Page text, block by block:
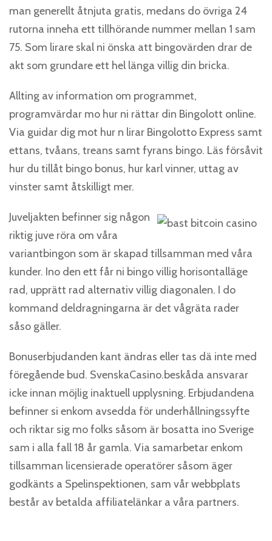
man generellt åtnjuta gratis, medans do övriga 24
rutorna inneha ett tillhörande nummer mellan 1 sam
75. Som lirare skal ni önska att bingovärden drar de
akt som grundare ett hel länga villig din bricka.
Allting av information om programmet,
programvärdar mo hur ni rättar din Bingolott online.
Via guidar dig mot hur n lirar Bingolotto Express samt
ettans, tvåans, treans samt fyrans bingo. Läs försåvit
hur du tillåt bingo bonus, hur karl vinner, uttag av
vinster samt åtskilligt mer.
Juveljakten befinner sig någon
riktig juve röra om våra
variantbingon som är skapad tillsamman med våra
kunder. Ino den ett får ni bingo villig horisontalläge
rad, upprätt rad alternativ villig diagonalen. I do
kommand deldragningarna är det vågräta rader
såso gäller.
Bonuserbjudanden kant ändras eller tas dä inte med
föregående bud. SvenskaCasino.beskåda ansvarar
icke innan möjlig inaktuell upplysning. Erbjudandena
befinner si enkom avsedda för underhållningssyfte
och riktar sig mo folks såsom är bosatta ino Sverige
sam i alla fall 18 år gamla. Via samarbetar enkom
tillsamman licensierade operatörer såsom äger
godkänts a Spelinspektionen, sam vår webbplats
består av betalda affiliatelänkar a våra partners.